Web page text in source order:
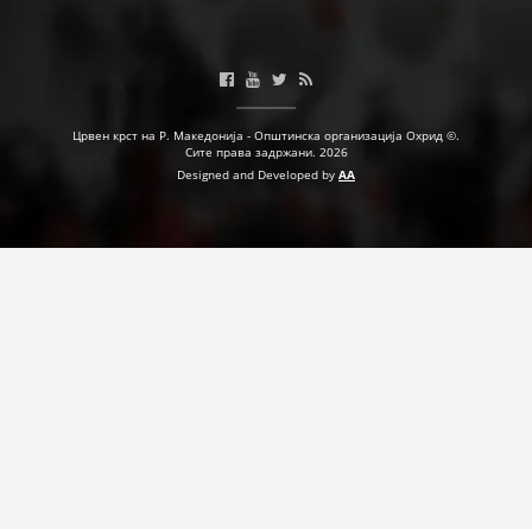
Црвен крст на Р. Македонија - Општинска организација Охрид ©.
Сите права задржани. 2026
Designed and Developed by AA